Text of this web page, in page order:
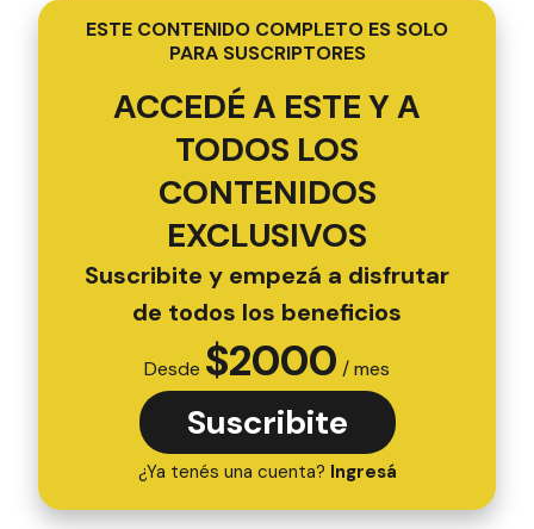
ESTE CONTENIDO COMPLETO ES SOLO
PARA SUSCRIPTORES
ACCEDÉ A ESTE Y A
TODOS LOS
CONTENIDOS
EXCLUSIVOS
Suscribite y empezá a disfrutar
de todos los beneficios
Desde $2000 / mes
Suscribite
¿Ya tenés una cuenta? Ingresá